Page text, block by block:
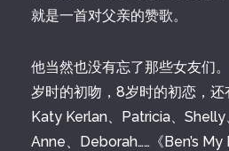
就是一首对父亲的赞歌。
他当然也没有忘了那些女友们
岁时的初吻，8岁时的初恋，还
Katy Kerlan、Patricia、
Anne、Deborah……《Ben’s My